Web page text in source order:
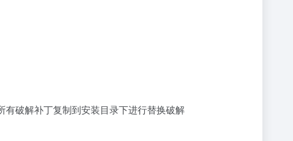
破解补丁复制到安装目录下进行替换破解